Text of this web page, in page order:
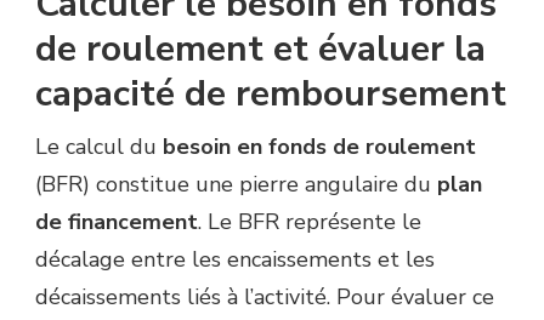
de roulement et évaluer la
capacité de remboursement
Le calcul du besoin en fonds de roulement
(BFR) constitue une pierre angulaire du plan
de financement. Le BFR représente le
décalage entre les encaissements et les
décaissements liés à l’activité. Pour évaluer ce